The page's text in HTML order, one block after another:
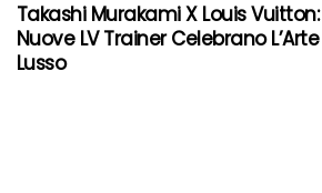
Takashi Murakami X Louis Vuitton:
Nuove LV Trainer Celebrano L’Arte
Lusso